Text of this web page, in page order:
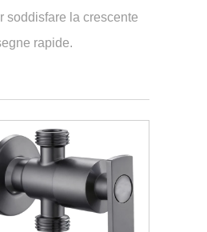
soddisfare la crescente
rapide.